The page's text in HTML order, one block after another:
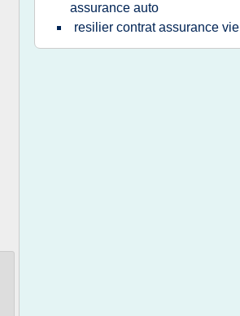
assurance auto
resilier contrat assurance vie